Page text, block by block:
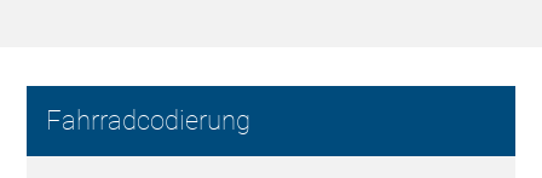
Fahrradcodierung